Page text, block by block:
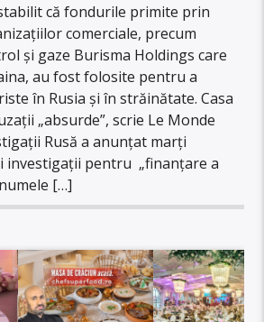
că fondurile primite prin
comerciale, precum
și gaze Burisma Holdings care
au fost folosite pentru a
în Rusia și în străinătate. Casa
„absurde”, scrie Le Monde
Rusă a anunțat marți
investigații pentru „finanțare a
[…]